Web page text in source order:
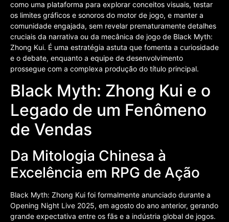
como uma plataforma para explorar conceitos visuais, testar
os limites gráficos e sonoros do motor de jogo, e manter a
comunidade engajada, sem revelar prematuramente detalhes
cruciais da narrativa ou da mecânica de jogo de Black Myth:
Zhong Kui. É uma estratégia astuta que fomenta a curiosidade
e o debate, enquanto a equipe de desenvolvimento
prossegue com a complexa produção do título principal.
Black Myth: Zhong Kui e o
Legado de um Fenômeno
de Vendas
Da Mitologia Chinesa à
Excelência em RPG de Ação
Black Myth: Zhong Kui foi formalmente anunciado durante a
Opening Night Live 2025, em agosto do ano anterior, gerando
grande expectativa entre os fãs e a indústria global de jogos.